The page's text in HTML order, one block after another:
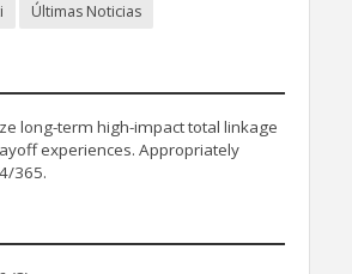
Últimas Noticias
long-term high-impact total linkage
experiences. Appropriately
365.